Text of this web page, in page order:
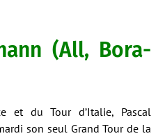
(All, Bora-
et du Tour d’Italie, Pascal
son seul Grand Tour de la